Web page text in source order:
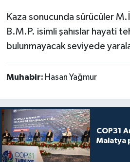
Kaza sonucunda sürücüler
B.M.P. isimli şahıslar hayati
bulunmayacak seviyede
Muhabir: Hasan Yağmur
COP31
Malatya